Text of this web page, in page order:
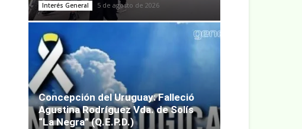
Interés General 5 de agosto de 2026
Concepción del Uruguay: Falleció
Agustina Rodríguez Vda. de Solís
“La Negra” (Q.E.P.D.)